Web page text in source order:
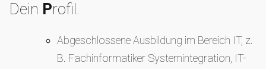
Dein Profil.
Abgeschlossene Ausbildung im Bereich IT, z.
B. Fachinformatiker Systemintegration, IT-